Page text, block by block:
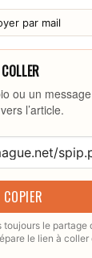
par mail
ou un
l’article.
COPIER
le partage
le lien à coller